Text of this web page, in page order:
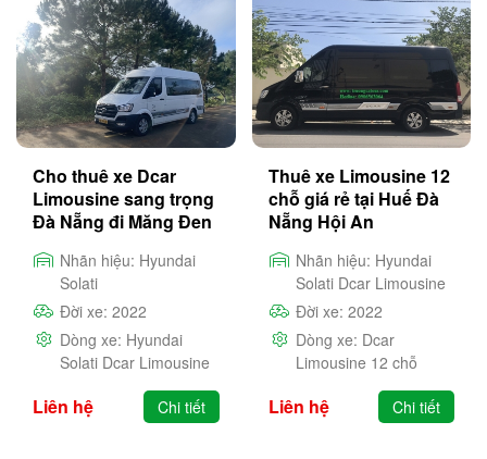
Cho thuê xe Dcar
Limousine sang trọng
Đà Nẵng đi Măng Đen
Nhãn hiệu: Hyundai
Solati
Đời xe: 2022
Dòng xe: Hyundai
Solati Dcar Limousine
Liên hệ Chi tiết
Thuê xe Limousine 12
chỗ giá rẻ tại Huế Đà
Nẵng Hội An
Nhãn hiệu: Hyundai
Solati Dcar Limousine
Đời xe: 2022
Dòng xe: Dcar
Limousine 12 chỗ
Liên hệ Chi tiết